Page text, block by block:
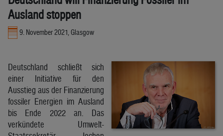
Ausland stoppen
9. November 2021, Glasgow
Deutschland schließt sich
einer Initiative für den
Ausstieg aus der Finanzierung
fossiler Energien im Ausland
bis Ende 2022 an. Das
verkündete Umwelt-